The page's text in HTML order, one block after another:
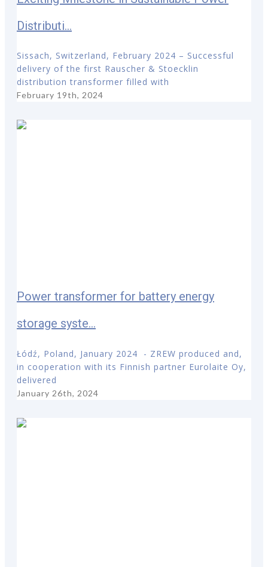
Distributi...
Sissach, Switzerland, February 2024 – Successful
delivery of the first Rauscher & Stoecklin
distribution transformer filled with
February 19th, 2024
Power transformer for battery energy
storage syste...
Łódź, Poland, January 2024 - ZREW produced and,
in cooperation with its Finnish partner Eurolaite Oy,
delivered
January 26th, 2024